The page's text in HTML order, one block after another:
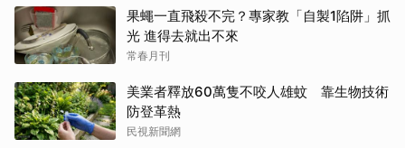
果蠅一直飛殺不完？專家教「自製1陷阱」抓
光 進得去就出不來
常春月刊
美業者釋放60萬隻不咬人雄蚊 靠生物技術
防登革熱
民視新聞網